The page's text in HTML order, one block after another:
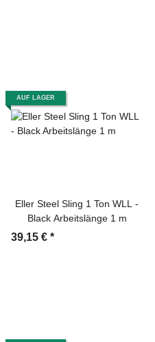
AUF LAGER
Eller Steel Sling 1 Ton WLL -
Black Arbeitslänge 1 m
39,15 € *